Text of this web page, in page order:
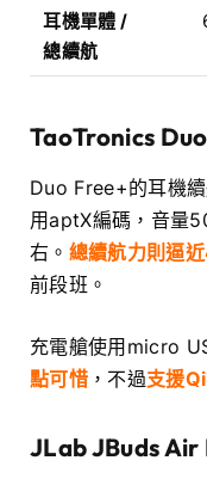
耳機單體 /
總續航
TaoTronics
Duo Free+的耳機
用aptX編碼，音量
右。 總續航力則逼
前段班。
充電艙使用micro
點可惜，不過支援
JLab JBuds